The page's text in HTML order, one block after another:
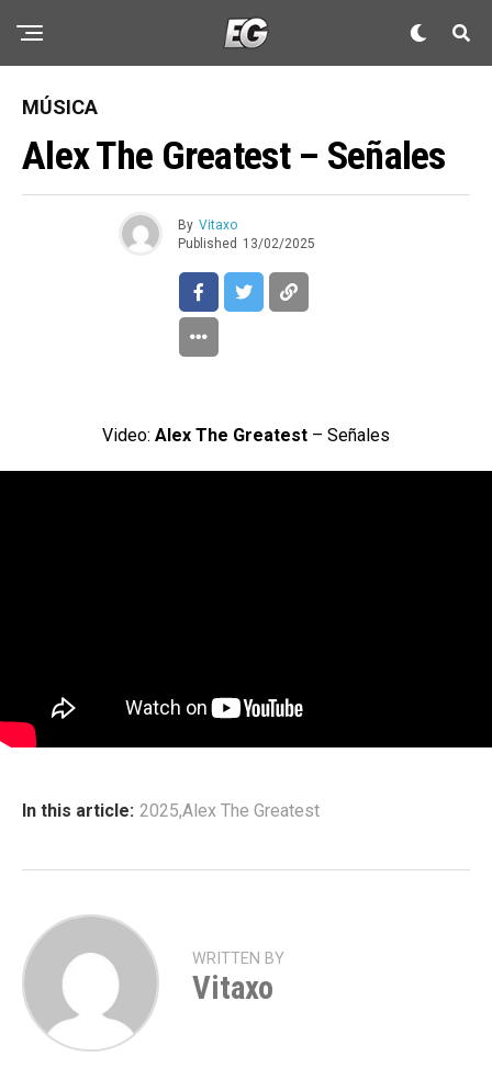
MÚSICA
Alex The Greatest – Señales
By Vitaxo
Published 13/02/2025
Video: Alex The Greatest – Señales
In this article: 2025,Alex The Greatest
WRITTEN BY
Vitaxo